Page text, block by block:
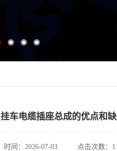
挂车电缆插座总成的优点和
时间：2026-07-03 点击次数：